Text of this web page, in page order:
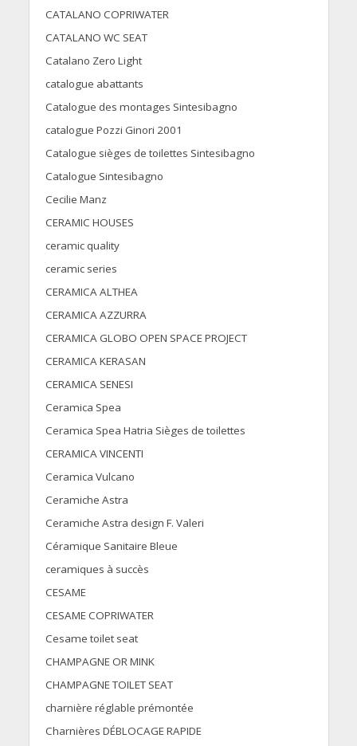
CATALANO COPRIWATER
CATALANO WC SEAT
Catalano Zero Light
catalogue abattants
Catalogue des montages Sintesibagno
catalogue Pozzi Ginori 2001
Catalogue sièges de toilettes Sintesibagno
Catalogue Sintesibagno
Cecilie Manz
CERAMIC HOUSES
ceramic quality
ceramic series
CERAMICA ALTHEA
CERAMICA AZZURRA
CERAMICA GLOBO OPEN SPACE PROJECT
CERAMICA KERASAN
CERAMICA SENESI
Ceramica Spea
Ceramica Spea Hatria Sièges de toilettes
CERAMICA VINCENTI
Ceramica Vulcano
Ceramiche Astra
Ceramiche Astra design F. Valeri
Céramique Sanitaire Bleue
ceramiques à succès
CESAME
CESAME COPRIWATER
Cesame toilet seat
CHAMPAGNE OR MINK
CHAMPAGNE TOILET SEAT
charnière réglable prémontée
Charnières DÉBLOCAGE RAPIDE